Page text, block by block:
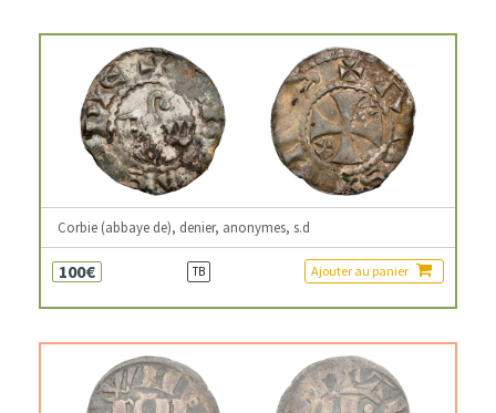
Corbie (abbaye de), denier, anonymes, s.d
100€ TB Ajouter au panier